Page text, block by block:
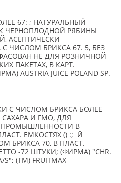
67: ; НАТУРАЛЬНЫЙ
ЧЕРНОПЛОДНОЙ РЯБИНЫ
АСЕПТИЧЕСКИ
ЧИСЛОМ БРИКСА 67. 5, БЕЗ
НЕ ДЛЯ РОЗНИЧНОЙ
ПАКЕТАХ, В КАРТ.
AUSTRIA JUICE POLAND SP.
С ЧИСЛОМ БРИКСА БОЛЕЕ
И ГМО, ДЛЯ
В
ЕМКОСТЯХ () :; Й
БРИКСА 70, В ПЛАСТ.
-72 ШТУКИ; (ФИРМА) "CHR.
S"; (TM) FRUITMAX